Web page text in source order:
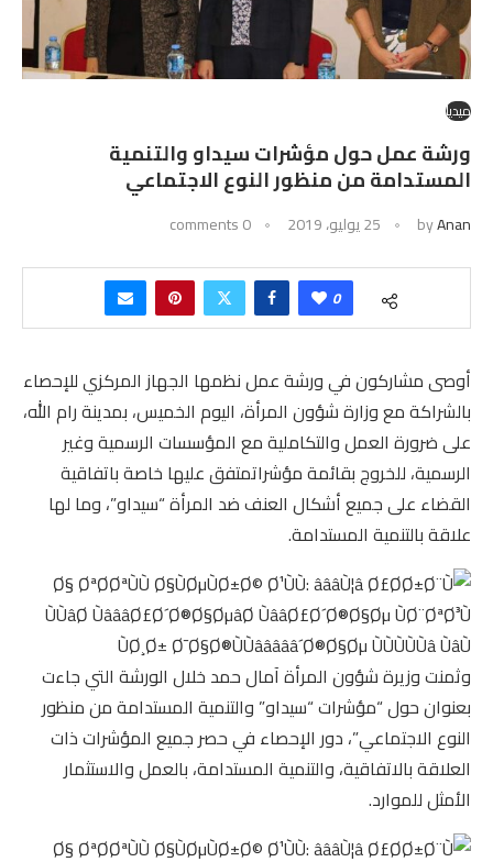
ميديا
ورشة عمل حول مؤشرات سيداو والتنمية
المستدامة من منظور النوع الاجتماعي
byAnan 25 يوليو، 2019 0 comments
0
أوصى مشاركون في ورشة عمل نظمها الجهاز المركزي للإحصاء
بالشراكة مع وزارة شؤون المرأة، اليوم الخميس، بمدينة رام الله،
على ضرورة العمل والتكاملية مع المؤسسات الرسمية وغير
الرسمية، للخروج بقائمة مؤشراتمتفق عليها خاصة باتفاقية
القضاء على جميع أشكال العنف ضد المرأة “سيداو”، وما لها
علاقة بالتنمية المستدامة.
وثمنت وزيرة شؤون المرأة آمال حمد خلال الورشة التي جاءت
بعنوان حول “مؤشرات “سيداو” والتنمية المستدامة من منظور
النوع الاجتماعي”، دور الإحصاء في حصر جميع المؤشرات ذات
العلاقة بالاتفاقية، والتنمية المستدامة، بالعمل والاستثمار
الأمثل للموارد.